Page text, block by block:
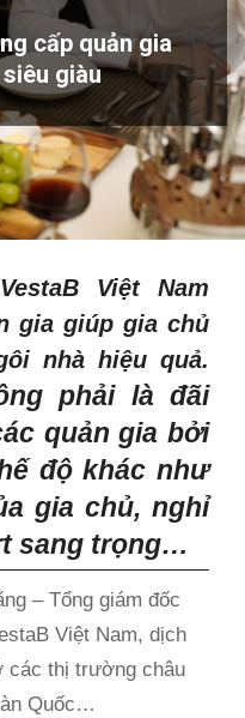
cấp quản gia
giàu
VestaB Việt Nam
gia giúp gia chủ
nhà hiệu quả.
phải là đãi
quản gia bởi
độ khác như
gia chủ, nghỉ
sang trọng…
– Tổng giám đốc
Việt Nam, dịch
các thị trường châu
Quốc…